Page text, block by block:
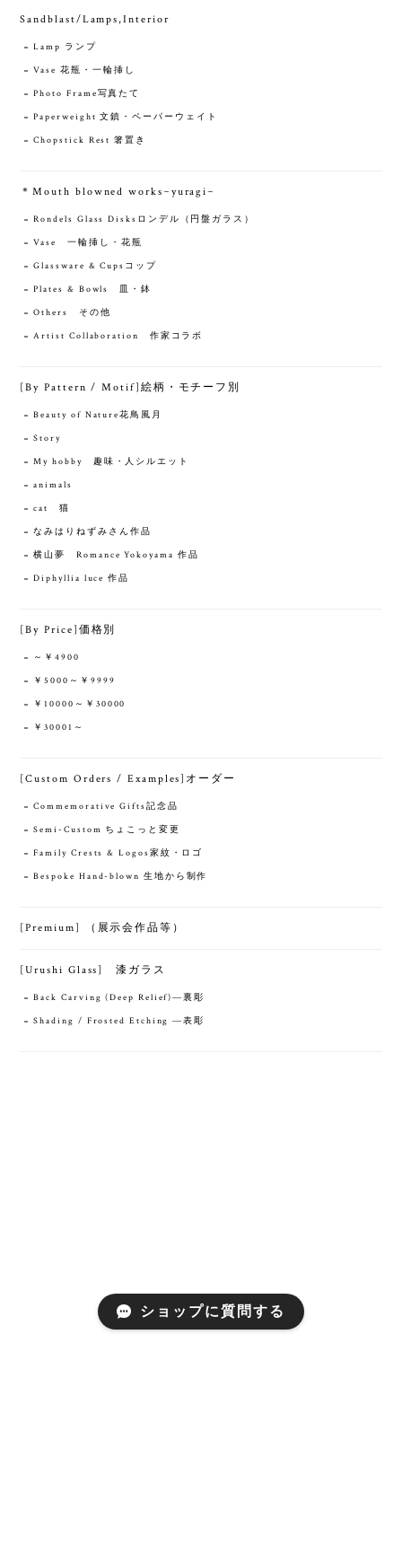
Sandblast/Lamps,Interior
Lamp ランプ
Vase 花瓶・一輪挿し
Photo Frame写真たて
Paperweight 文鎮・ペーパーウェイト
Chopstick Rest 箸置き
＊Mouth blowned works~yuragi~
Rondels Glass Disksロンデル（円盤ガラス）
Vase 一輪挿し・花瓶
Glassware & Cupsコップ
Plates & Bowls 皿・鉢
Others その他
Artist Collaboration 作家コラボ
[By Pattern / Motif]絵柄・モチーフ別
Beauty of Nature花鳥風月
Story
My hobby 趣味・人シルエット
animals
cat 猫
なみはりねずみさん作品
横山夢 Romance Yokoyama 作品
Diphyllia luce 作品
[By Price]価格別
～￥4900
￥5000～￥9999
￥10000～￥30000
￥30001～
[Custom Orders / Examples]オーダー
Commemorative Gifts記念品
Semi-Custom ちょこっと変更
Family Crests & Logos家紋・ロゴ
Bespoke Hand-blown 生地から制作
[Premium] （展示会作品等）
[Urushi Glass] 漆ガラス
Back Carving (Deep Relief)―裏彫
Shading / Frosted Etching ―表彫
ショップに質問する